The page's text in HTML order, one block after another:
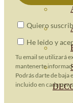
Quiero
He leido y
Tu email se utilizará
mantenerte
Podrás darte de baja
incluido en cada